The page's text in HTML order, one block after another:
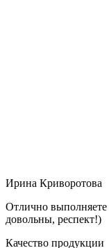
Ирина Криворотова
Отлично выполняете
довольны, респект!)
Качество продукции